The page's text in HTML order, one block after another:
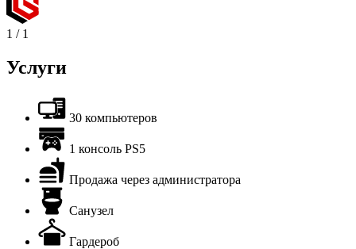
1 / 1
Услуги
30 компьютеров
1 консоль PS5
Продажа через администратора
Санузел
Гардероб